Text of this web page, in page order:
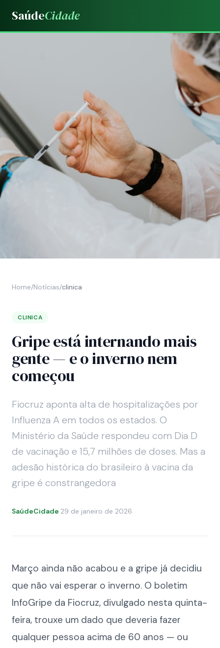
SaúdeCidade
Home/Notícias/clinica
CLINICA
Gripe está internando mais
gente — e o inverno nem
começou
Fiocruz aponta alta de hospitalizações por
Influenza A em todos os estados. O
Ministério da Saúde respondeu com Dia D
de vacinação e 15,7 milhões de doses. Mas a
adesão histórica do brasileiro à vacina da
gripe é constrangedora
SaúdeCidade·29 de janeiro de 2026
Março ainda não acabou e a gripe já decidiu
que não vai esperar o inverno. O boletim
InfoGripe da Fiocruz, divulgado nesta quinta-
feira, trouxe um dado que deveria fazer
qualquer pessoa acima de 60 anos — ou